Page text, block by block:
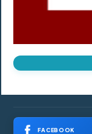
FACEBOOK